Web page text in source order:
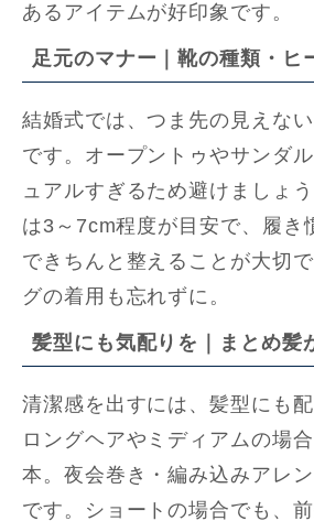
あるアイテムが好印象です。
足元のマナー｜靴の種類・ヒ
結婚式では、つま先の見えな
です。オープントゥやサンダ
ュアルすぎるため避けましょ
は3～7cm程度が目安で、履き
できちんと整えることが大切
グの着用も忘れずに。
髪型にも気配りを｜まとめ髪
清潔感を出すには、髪型にも配
ロングヘアやミディアムの場
本。夜会巻き・編み込みアレ
です。ショートの場合でも、